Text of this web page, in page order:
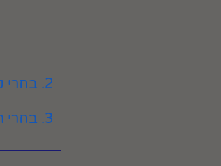
2. בחרי קטגוריה להיבט:
3. בחרי היגדים מתאימים ולחצי על כפתור ״הוספה״